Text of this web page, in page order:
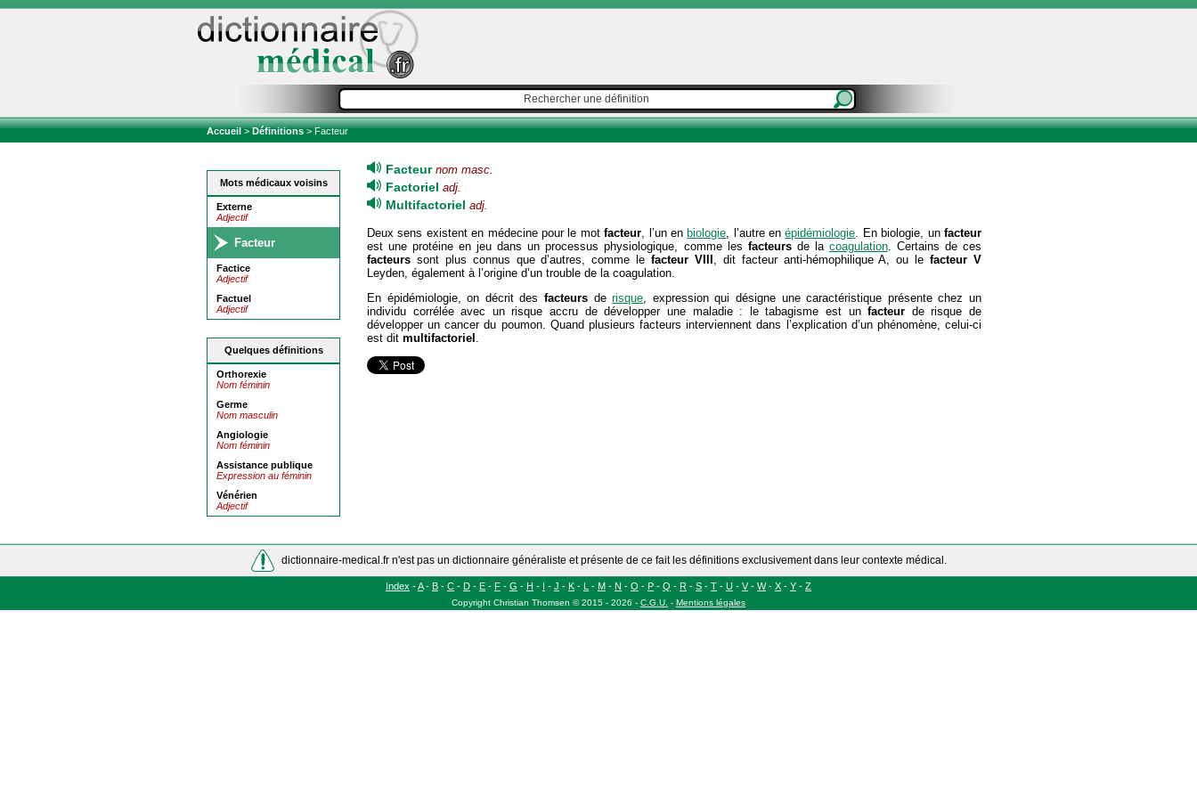
Accueil>Définitions> Facteur
Mots médicaux voisins
Externe
Adjectif
Facteur
Factice
Adjectif
Factuel
Adjectif
Quelques définitions
Orthorexie
Nom féminin
Germe
Nom masculin
Angiologie
Nom féminin
Assistance publique
Expression au féminin
Vénérien
Adjectif
Facteur nom masc.
Factoriel adj.
Multifactoriel adj.
Deux sens existent en médecine pour le motfacteur, l’un en biologie, l’autre enépidémiologie. En biologie, unfacteur
est une protéine en jeu dans un processus physiologique, comme les facteursde la coagulation. Certains de ces
facteurs sont plus connus que d’autres, comme lefacteur VIII , dit facteur anti-hémophilique A, ou lefacteur V
Leyden, également à l’origine d’un trouble de la coagulation.
En épidémiologie, on décrit des facteurs derisque, expression qui désigne une caractéristique présente chez un
individu corrélée avec un risque accru de développer une maladie : le tabagisme est unfacteur de risque de
développer un cancer du poumon. Quand plusieurs facteurs interviennent dans l’explication d’un phénomène, celui-ci
est dit multifactoriel .
dictionnaire-medical.fr n'est pas un dictionnaire généraliste et présente de ce fait les définitions exclusivement dans leur contexte médical.
Index -A- B - C - D - E - F - G - H - I - J - K - L - M - N - O - P - Q - R - S - T - U - V- W- X - Y - Z
Copyright Christian Thomsen ©2015 - 2026 - C.G.U. - Mentions légales